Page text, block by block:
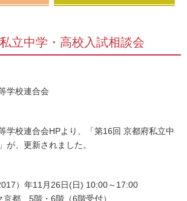
立中学・高校入試相談会
学校連合会
学校連合会HPより、「第16回 京都府私立中
が、更新されました。
）年11月26日(日) 10:00～17:00
都 5階・6階（6階受付）